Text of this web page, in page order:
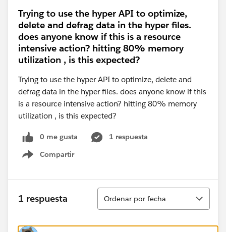
Trying to use the hyper API to optimize,
delete and defrag data in the hyper files.
does anyone know if this is a resource
intensive action? hitting 80% memory
utilization , is this expected?
Trying to use the hyper API to optimize, delete and
defrag data in the hyper files. does anyone know if this
is a resource intensive action? hitting 80% memory
utilization , is this expected?
0 me gusta
1 respuesta
Compartir
Show menu
1 respuesta
Ordenar
Ordenar por fecha